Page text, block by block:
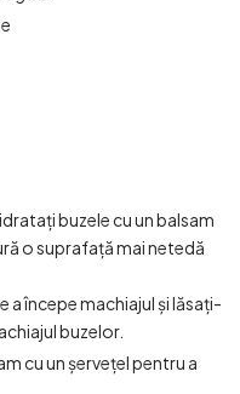
buzele cu un balsam
o suprafață mai netedă
a începe machiajul și lăsați-
buzelor.
cu un șervețel pentru a